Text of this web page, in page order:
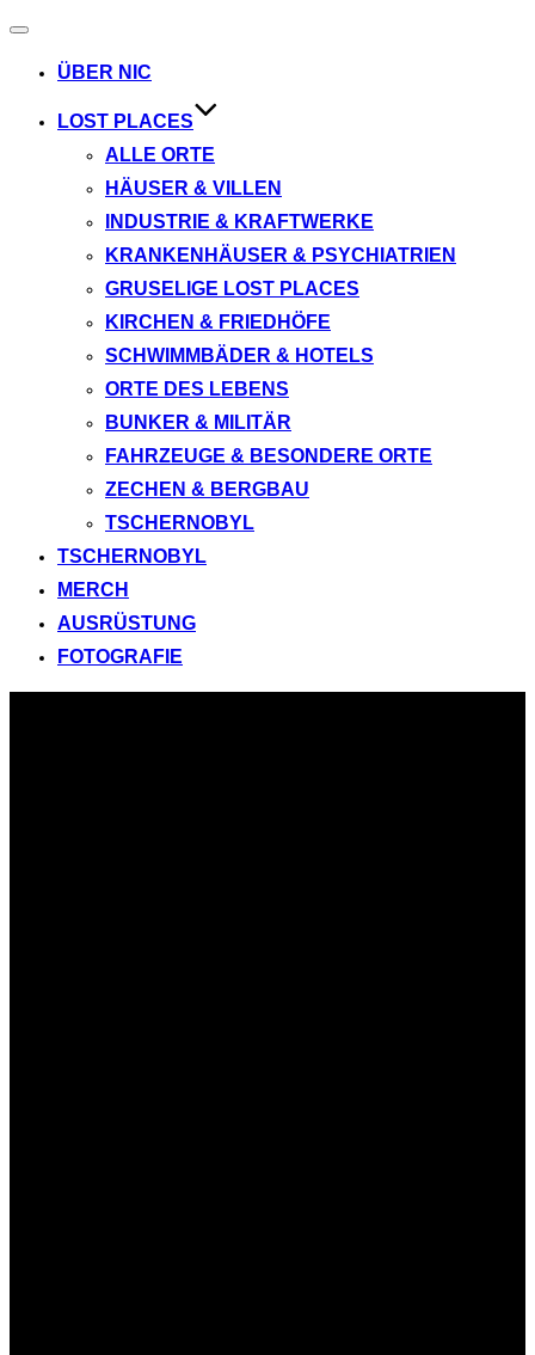
Navigation
ÜBER NIC
LOST PLACES
ALLE ORTE
HÄUSER & VILLEN
INDUSTRIE & KRAFTWERKE
KRANKENHÄUSER & PSYCHIATRIEN
GRUSELIGE LOST PLACES
KIRCHEN & FRIEDHÖFE
SCHWIMMBÄDER & HOTELS
ORTE DES LEBENS
BUNKER & MILITÄR
FAHRZEUGE & BESONDERE ORTE
ZECHEN & BERGBAU
TSCHERNOBYL
TSCHERNOBYL
MERCH
AUSRÜSTUNG
FOTOGRAFIE